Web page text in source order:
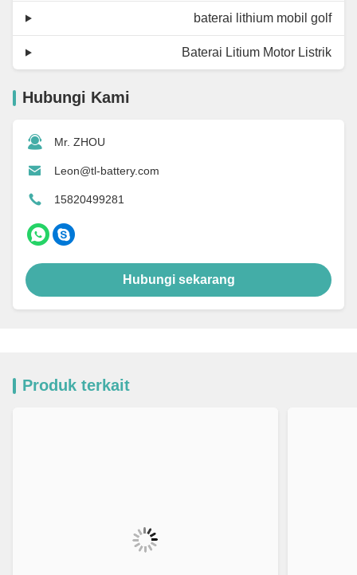
baterai lithium mobil golf
Baterai Litium Motor Listrik
Hubungi Kami
Mr. ZHOU
Leon@tl-battery.com
15820499281
Hubungi sekarang
Produk terkait